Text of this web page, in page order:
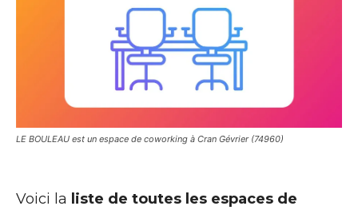
LE BOULEAU est un espace de coworking à Cran Gévrier (74960)
Voici la liste de toutes les espaces de